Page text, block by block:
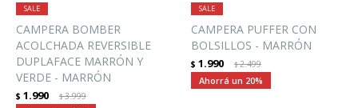
CAMPERA BOMBER
ACOLCHADA REVERSIBLE
DUPLAFACE MARRÓN Y
VERDE - MARRÓN
$ 1.990 $3.999
CAMPERA PUFFER CON
BOLSILLOS - MARRÓN
$ 1.990 $2.499
20